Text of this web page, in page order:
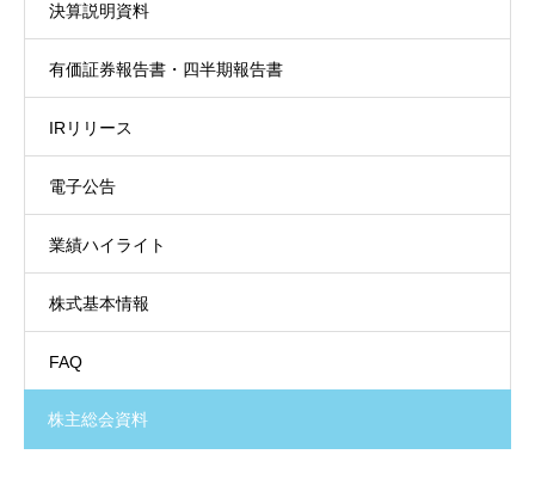
決算説明資料
有価証券報告書・四半期報告書
IRリリース
電子公告
業績ハイライト
株式基本情報
FAQ
株主総会資料